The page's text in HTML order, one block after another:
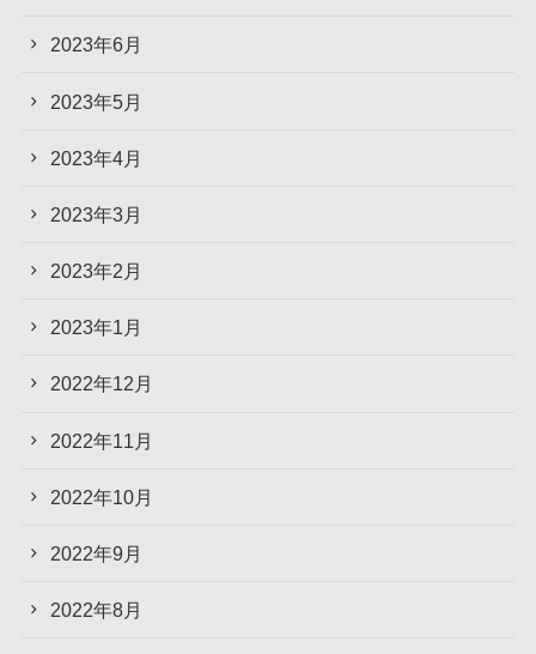
2023年6月
2023年5月
2023年4月
2023年3月
2023年2月
2023年1月
2022年12月
2022年11月
2022年10月
2022年9月
2022年8月